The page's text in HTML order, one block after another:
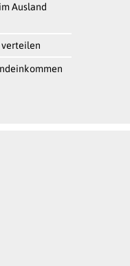
Ausland